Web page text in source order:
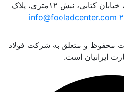
تهران، قیطریه، میدان کتابی، خیابان کتابی، نبش ۱۲متری، پلاک
info@fooladcenter.com
محفوظ و متعلق به شرکت فولاد
ایرانیان است.